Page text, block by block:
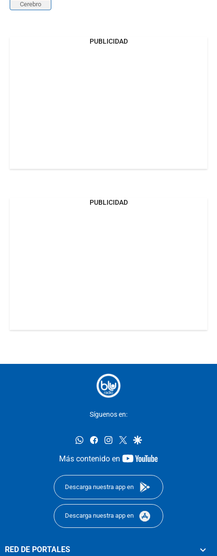
Cerebro
PUBLICIDAD
PUBLICIDAD
Síguenos en:
whatsappfacebookinstagram
twittergoogle
Más contenido en
youtube-
Descarga nuestra app en
Descarga nuestra app en
RED DE PORTALES